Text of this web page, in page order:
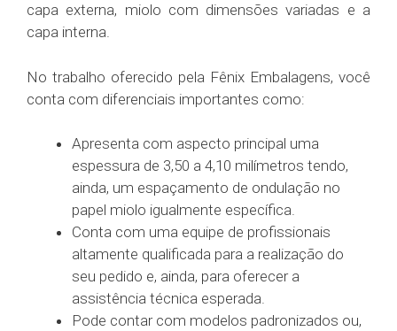
capa externa, miolo com dimensões variadas e a
capa interna.
No trabalho oferecido pela Fênix Embalagens, você
conta com diferenciais importantes como:
Apresenta com aspecto principal uma
espessura de 3,50 a 4,10 milímetros tendo,
ainda, um espaçamento de ondulação no
papel miolo igualmente específica.
Conta com uma equipe de profissionais
altamente qualificada para a realização do
seu pedido e, ainda, para oferecer a
assistência técnica esperada.
Pode contar com modelos padronizados ou,